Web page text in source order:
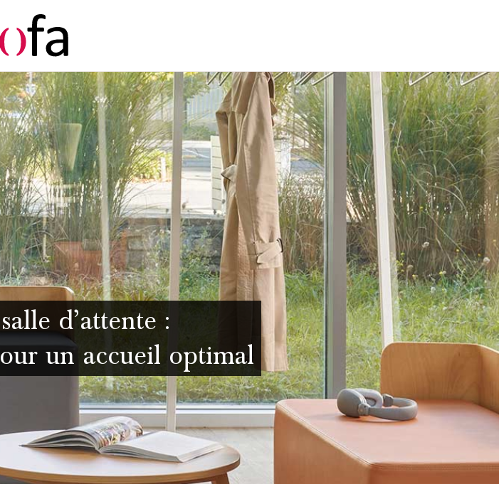
d’attente :
un accueil optimal